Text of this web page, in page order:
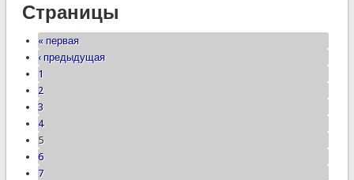
Страницы
« первая
‹ предыдущая
1
2
3
4
5
6
7